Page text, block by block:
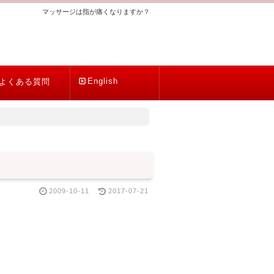
マッサージは指が痛くなりますか？
くある質問 English
2009-10-11 2017-07-21